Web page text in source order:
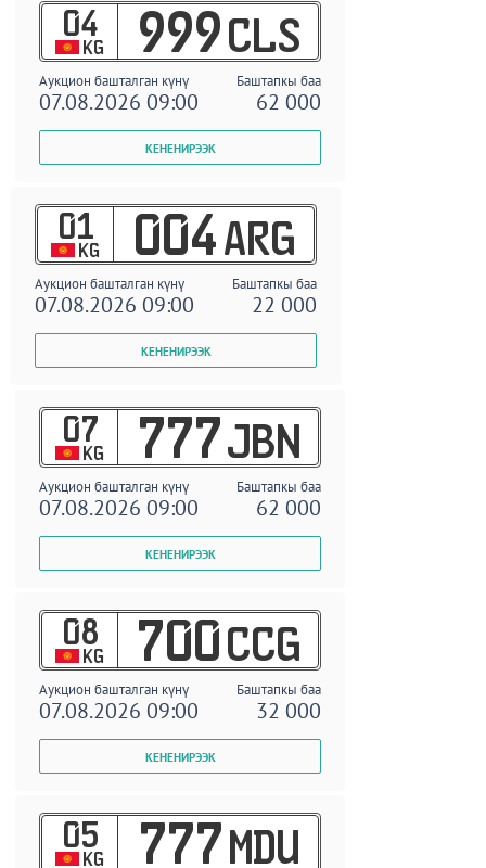
04
KG 999 CLS
Аукцион башталган күнү Баштапкы баа
07.08.2026 09:00 62 000
01
KG 004 ARG
Аукцион башталган күнү Баштапкы баа
07.08.2026 09:00 22 000
07
KG 777 JBN
Аукцион башталган күнү Баштапкы баа
07.08.2026 09:00 62 000
08
KG 700 CCG
Аукцион башталган күнү Баштапкы баа
07.08.2026 09:00 32 000
05
KG 777 MDU